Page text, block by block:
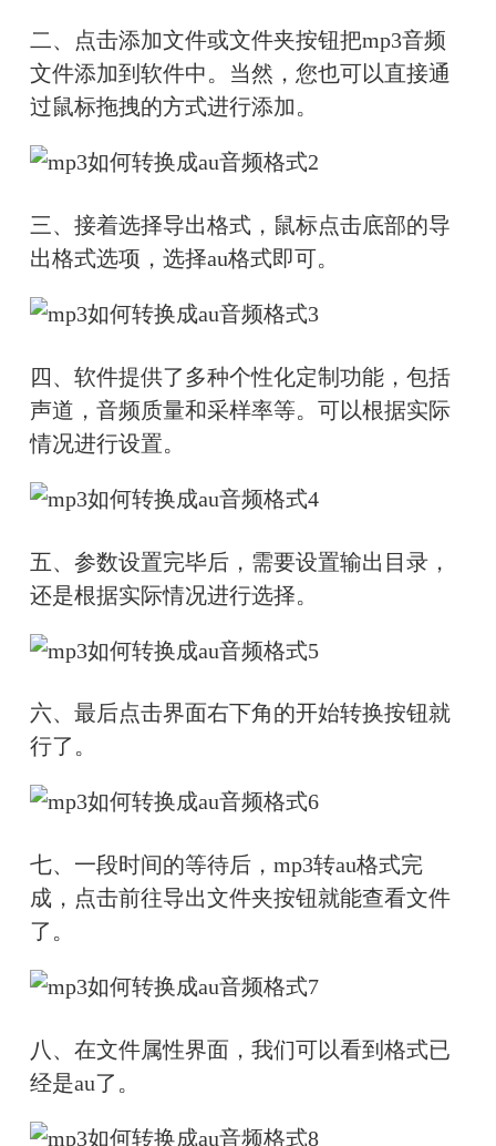
二、点击添加文件或文件夹按钮把mp3音频
文件添加到软件中。当然，您也可以直接通
过鼠标拖拽的方式进行添加。
三、接着选择导出格式，鼠标点击底部的导
出格式选项，选择au格式即可。
四、软件提供了多种个性化定制功能，包括
声道，音频质量和采样率等。可以根据实际
情况进行设置。
五、参数设置完毕后，需要设置输出目录，
还是根据实际情况进行选择。
六、最后点击界面右下角的开始转换按钮就
行了。
七、一段时间的等待后，mp3转au格式完
成，点击前往导出文件夹按钮就能查看文件
了。
八、在文件属性界面，我们可以看到格式已
经是au了。